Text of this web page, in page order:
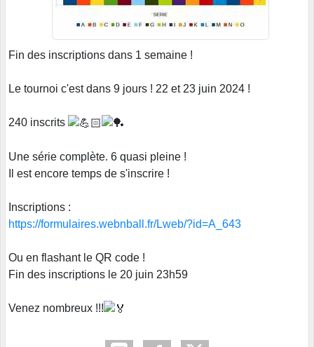
Fin des inscriptions dans 1 semaine !
Le tournoi c'est dans 9 jours ! 22 et 23 juin 2024 !
240 inscrits
Une série complète. 6 quasi pleine !
Il est encore temps de s'inscrire !
Inscriptions :
https://formulaires.webnball.fr/Lweb/?id=A_643
Ou en flashant le QR code !
Fin des inscriptions le 20 juin 23h59
Venez nombreux !!!